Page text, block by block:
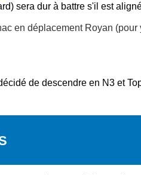
sera dur à battre s'il est
en déplacement Royan
écidé de descendre en N3 et